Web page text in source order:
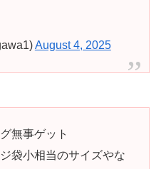
August 4, 2025
無事ゲット
袋小相当のサイズやな